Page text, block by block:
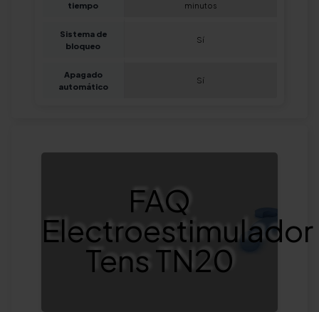
tiempo
minutos
Sistema de
bloqueo
Sí
Apagado
automático
Sí
FAQ
Electroestimulador
Tens TN20